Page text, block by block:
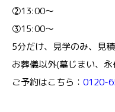
②13:00～
③15:00～
5分だけ、見学のみ、見
お葬儀以外(墓じまい、永
ご予約はこちら： 0120-